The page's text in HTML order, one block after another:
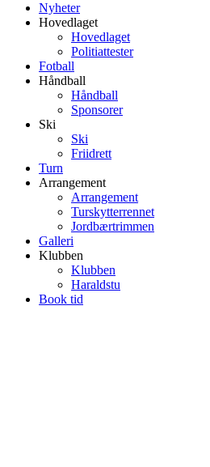
Nyheter
Hovedlaget
Hovedlaget
Politiattester
Fotball
Håndball
Håndball
Sponsorer
Ski
Ski
Friidrett
Turn
Arrangement
Arrangement
Turskytterrennet
Jordbærtrimmen
Galleri
Klubben
Klubben
Haraldstu
Book tid